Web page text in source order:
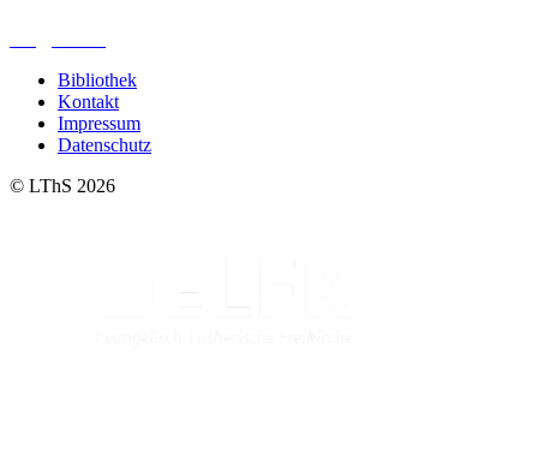
Bibliothek
Kontakt
Impressum
Datenschutz
© LThS 2026